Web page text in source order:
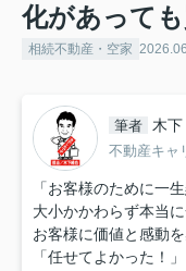
化があって
相続不動産・空家
筆者 木
不動産キャ
「お客様のために一
大小かかわらず本当
お客様に価値と感動
「任せてよかった！